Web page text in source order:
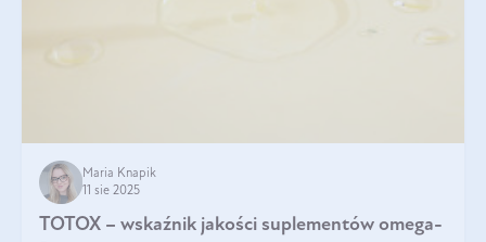
Maria Knapik
11 sie 2025
TOTOX – wskaźnik jakości suplementów omega-